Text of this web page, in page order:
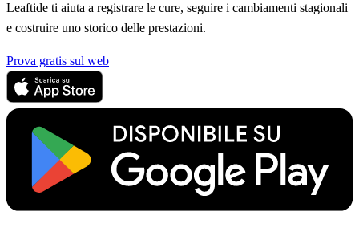
Leaftide ti aiuta a registrare le cure, seguire i cambiamenti stagionali
e costruire uno storico delle prestazioni.
Prova gratis sul web